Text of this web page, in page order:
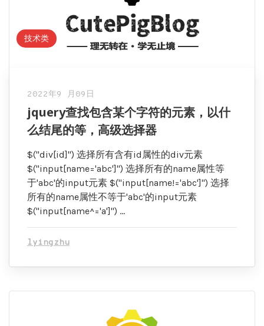
技术类
2022年9 月09日
jquery查找包含某个字符的元素，以什
么结尾的等，高级选择器
$("div[id]") 选择所有含有id属性的div元素
$("input[name='abc']") 选择所有的name属性等
于'abc'的input元素 $("input[name!='abc']") 选择
所有的name属性不等于'abc'的input元素
$("input[name^='a']") …
lyingzhu